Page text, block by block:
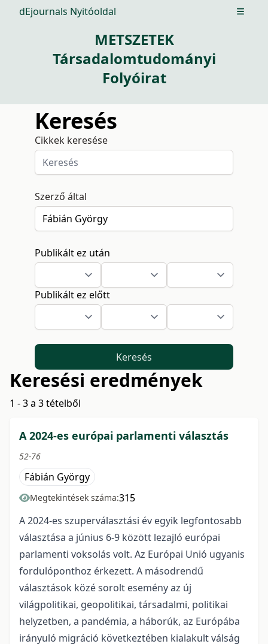
dEjournals Nyitóoldal Open
METSZETEK
Társadalomtudományi
Folyóirat
Keresés
Cikkek keresése
Szerző által
Publikált ez után
Publikált ez előtt
Keresés
Keresési eredmények
1 - 3 a 3 tételből
A 2024-es európai parlamenti választás
52-76
Fábián György
Megtekintések száma:315
A 2024-es szuperválasztási év egyik legfontosabb
választása a június 6-9 között lezajló európai
parlamenti voksolás volt. Az Európai Unió ugyanis
fordulóponthoz érkezett. A másodrendű
választások közé sorolt esemény az új
világpolitikai, geopolitikai, társadalmi, politikai
helyzetben, a pandémia, a háborúk, az Európába
irányuló migráció következtében kialakult válság